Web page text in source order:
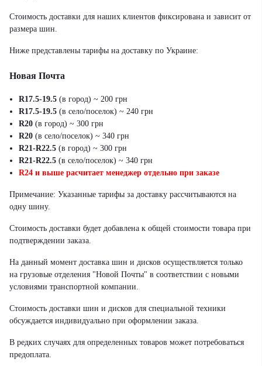
Стоимость доставки для наших клиентов фиксирована и зависит от
размера шин.
Ниже представлены тарифы на доставку по Украине:
Новая Почта
R17.5-19.5 (в город) ~ 200 грн
R17.5-19.5 (в село/поселок) ~ 240 грн
R20 (в город) ~ 300 грн
R20 (в село/поселок) ~ 340 грн
R21-R22.5 (в город) ~ 300 грн
R21-R22.5 (в село/поселок) ~ 340 грн
R24 и выше расчитает менеджер отдельно при заказе
Примечание: Указанные тарифы за доставку рассчитываются на
одну шину.
Стоимость доставки будет добавлена к общей стоимости товара при
подтверждении заказа.
На данный момент доставка шин и дисков осуществляется только
на грузовые отделения "Новой Почты" в соответствии с новыми
условиями транспортной компании.
Стоимость доставки шин и дисков для специальной техники
обсуждается индивидуально при оформлении заказа.
В редких случаях для определенных товаров может потребоваться
предоплата.